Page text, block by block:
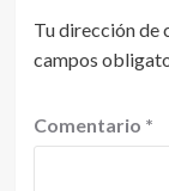
Tu dirección de
campos
Comentario *